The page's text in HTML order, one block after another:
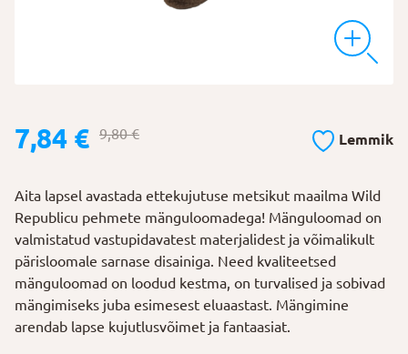
9,80€
Algne
hind
9,80 €.
7,84 €
Praegune
hind
7,84 €.
Lemmik
Aita lapsel avastada ettekujutuse metsikut maailma Wild
Republicu pehmete mänguloomadega! Mänguloomad on
valmistatud vastupidavatest materjalidest ja võimalikult
pärisloomale sarnase disainiga. Need kvaliteetsed
mänguloomad on loodud kestma, on turvalised ja sobivad
mängimiseks juba esimesest eluaastast. Mängimine
arendab lapse kujutlusvõimet ja fantaasiat.